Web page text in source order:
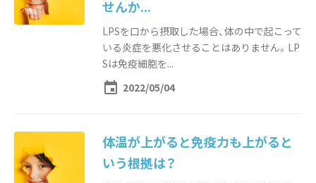
せんか...
LPSを口から摂取した場合、体の中で起こって
いる炎症を悪化させることはありません。LP
Sは免疫細胞を...
event 2022/05/04
体温が上がると免疫力も上がると
いう根拠は？